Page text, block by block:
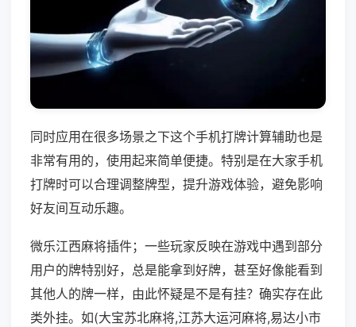
同时应用在很多场景之下这个手机打牌计算辅助也是
非常有用的，使用起来简单便捷。特别是在大家手机
打牌时可以合理调整牌型，提升游戏体验，避免影响
好友间互动乐趣。
微乐江西麻将插件；一些玩家反映在游戏中遇到部分
用户的牌特别好，总是能拿到好牌，甚至好像能看到
其他人的牌一样，由此怀疑是不是有挂？确实存在此
类外挂。如(大宝苏北麻将,江苏大运河麻将,易达小市